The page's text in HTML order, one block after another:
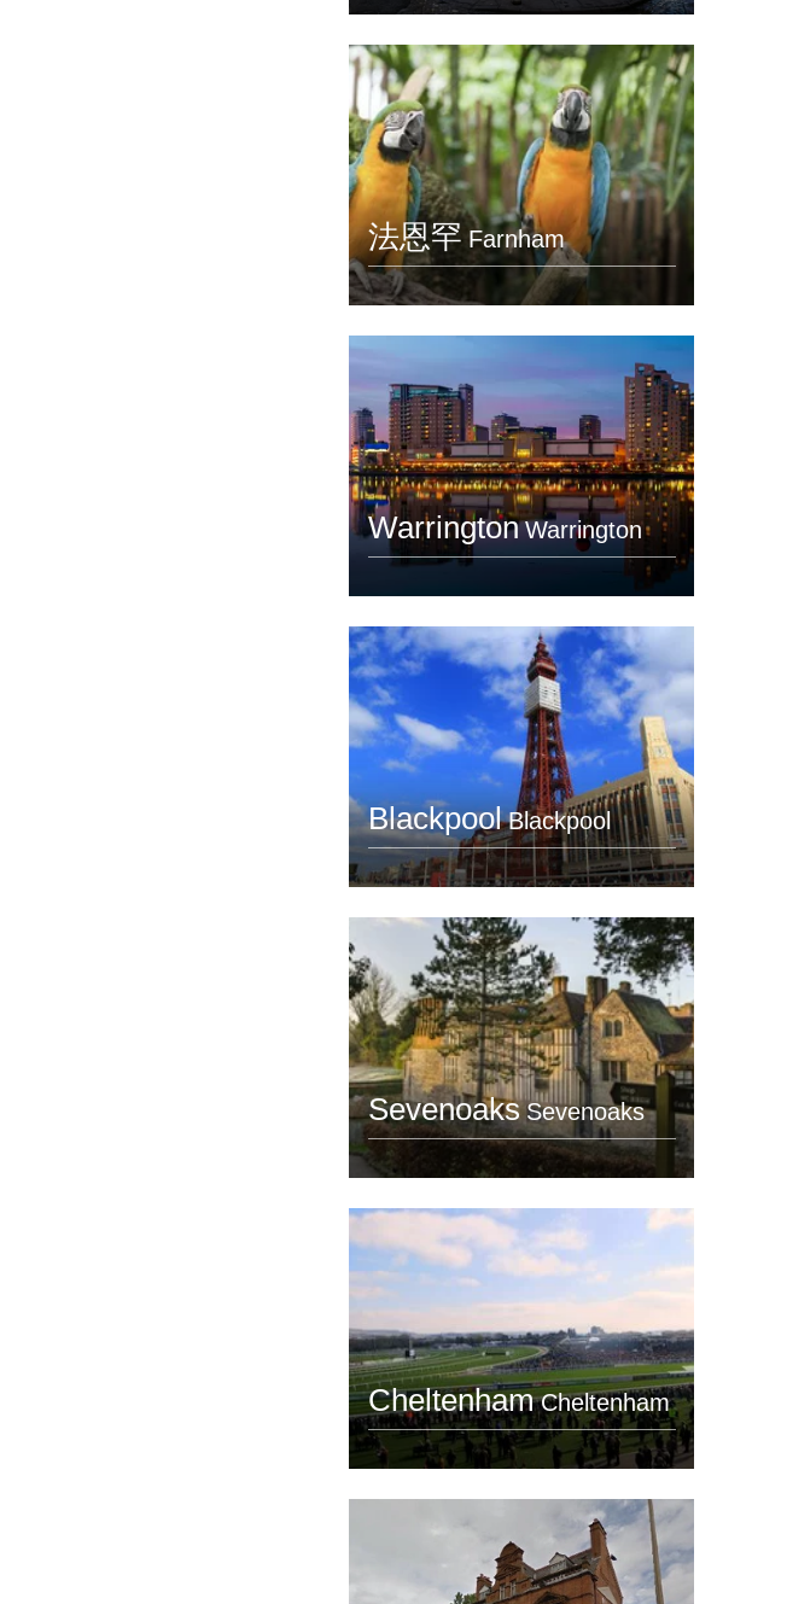
法恩罕 Farnham
Warrington Warrington
Blackpool Blackpool
Sevenoaks Sevenoaks
Cheltenham Cheltenham